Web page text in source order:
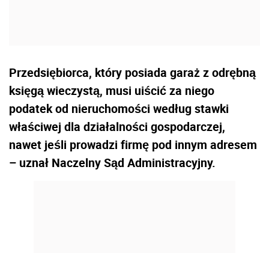
Przedsiębiorca, który posiada garaż z odrębną
księgą wieczystą, musi uiścić za niego
podatek od nieruchomości według stawki
właściwej dla działalności gospodarczej,
nawet jeśli prowadzi firmę pod innym adresem
– uznał Naczelny Sąd Administracyjny.